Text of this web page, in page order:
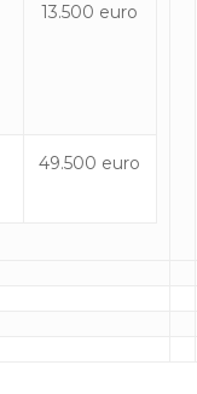
13.500 euro
49.500 euro